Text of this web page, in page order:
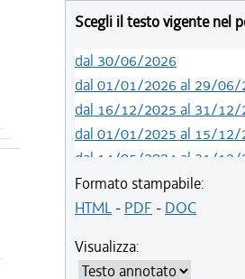
Scegli il testo vigente nel
dal 30/06/2026
dal 01/01/2026 al 29/06/
dal 16/12/2025 al 31/12/
dal 01/01/2025 al 15/12/
dal 14/05/2024 al 31/12/
dal 12/08/2023 al 13/05/
dal 05/08/2022 al 11/08/
dal 12/08/2021 al 05/11/
Formato stampabile:
HTML- PDF - DOC
Visualizza: